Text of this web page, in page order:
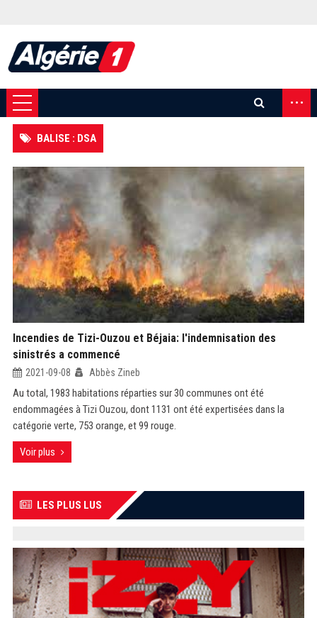
...
BALISE : DSA
Incendies de Tizi-Ouzou et Béjaia: l'indemnisation des
sinistrés a commencé
2021-09-08 Abbès Zineb
Au total, 1983 habitations réparties sur 30 communes ont été
endommagées à Tizi Ouzou, dont 1131 ont été expertisées dans la
catégorie verte, 753 orange, et 99 rouge.
Voir plus
LES PLUS LUS